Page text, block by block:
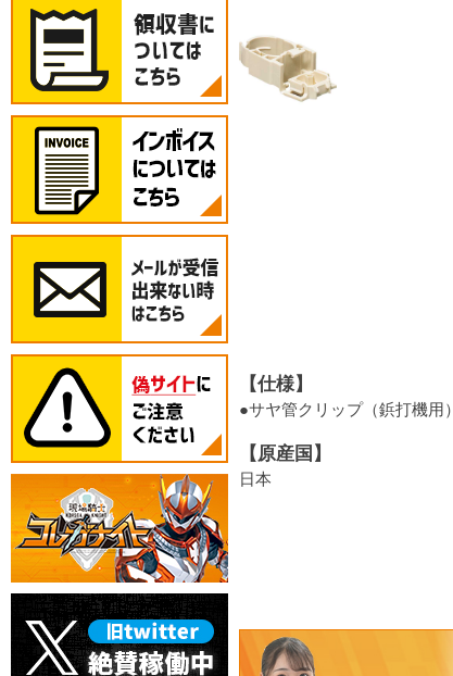
【仕様】
●サヤ管クリップ（鋲打機用）
【原産国】
日本